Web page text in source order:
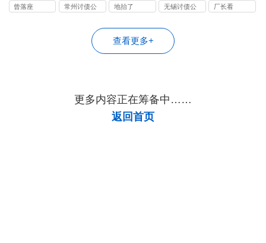
司
司
司
曾落座
常州讨债公
地抬了
无锡讨债公
厂长看
查看更多+
更多内容正在筹备中……
返回首页